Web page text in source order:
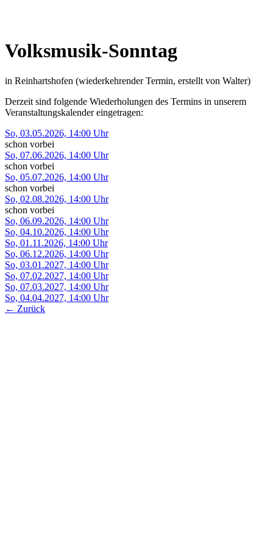
Volksmusik-Sonntag
in Reinhartshofen (wiederkehrender Termin, erstellt von Walter)
Derzeit sind folgende Wiederholungen des Termins in unserem
Veranstaltungs­kalender eingetragen:
So, 03.05.2026, 14:00 Uhr
schon vorbei
So, 07.06.2026, 14:00 Uhr
schon vorbei
So, 05.07.2026, 14:00 Uhr
schon vorbei
So, 02.08.2026, 14:00 Uhr
schon vorbei
So, 06.09.2026, 14:00 Uhr
So, 04.10.2026, 14:00 Uhr
So, 01.11.2026, 14:00 Uhr
So, 06.12.2026, 14:00 Uhr
So, 03.01.2027, 14:00 Uhr
So, 07.02.2027, 14:00 Uhr
So, 07.03.2027, 14:00 Uhr
So, 04.04.2027, 14:00 Uhr
← Zurück